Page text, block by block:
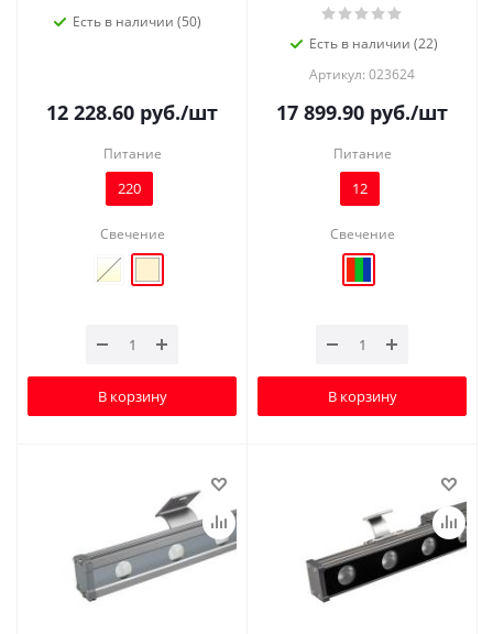
Есть в наличии (50)
12 228.60 руб./шт
Питание
220
Свечение
В корзину
Есть в наличии (22)
Артикул: 023624
17 899.90 руб./шт
Питание
12
Свечение
В корзину